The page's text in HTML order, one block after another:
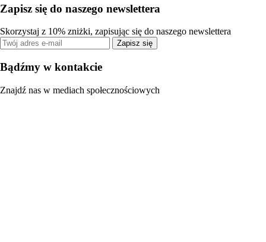
Zapisz się do naszego newslettera
Skorzystaj z 10% zniżki, zapisując się do naszego newslettera
Zapisz się
Bądźmy w kontakcie
Znajdź nas w mediach społecznościowych